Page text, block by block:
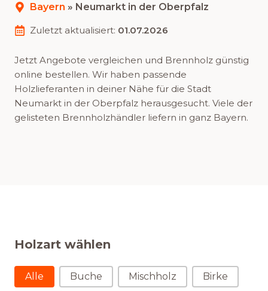
Bayern » Neumarkt in der Oberpfalz
Zuletzt aktualisiert: 01.07.2026
Jetzt Angebote vergleichen und Brennholz günstig
online bestellen. Wir haben passende
Holzlieferanten in deiner Nähe für die Stadt
Neumarkt in der Oberpfalz herausgesucht. Viele der
gelisteten Brennholzhändler liefern in ganz Bayern.
Holzart wählen
Holzart wählen
Alle Buche Mischholz Birke